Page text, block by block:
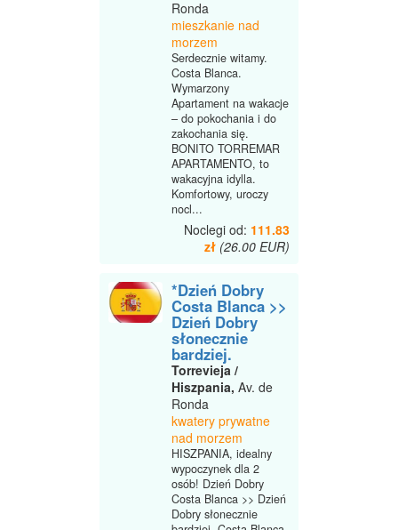
Ronda
mieszkanie nad
morzem
Serdecznie witamy.
Costa Blanca.
Wymarzony
Apartament na wakacje
– do pokochania i do
zakochania się.
BONITO TORREMAR
APARTAMENTO, to
wakacyjna idylla.
Komfortowy, uroczy
nocl...
Noclegi od: 111.83
zł (26.00 EUR)
*Dzień Dobry
Costa Blanca >>
Dzień Dobry
słonecznie
bardziej.
Torrevieja /
Hiszpania, Av. de
Ronda
kwatery prywatne
nad morzem
HISZPANIA, idealny
wypoczynek dla 2
osób! Dzień Dobry
Costa Blanca >> Dzień
Dobry słonecznie